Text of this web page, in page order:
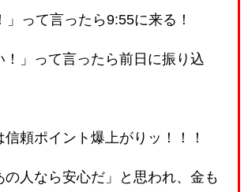
」って言ったら9:55に来る！
！」って言ったら前日に振り込
頼ポイント爆上がりッ！！！
の人なら安心だ」と思われ、金も